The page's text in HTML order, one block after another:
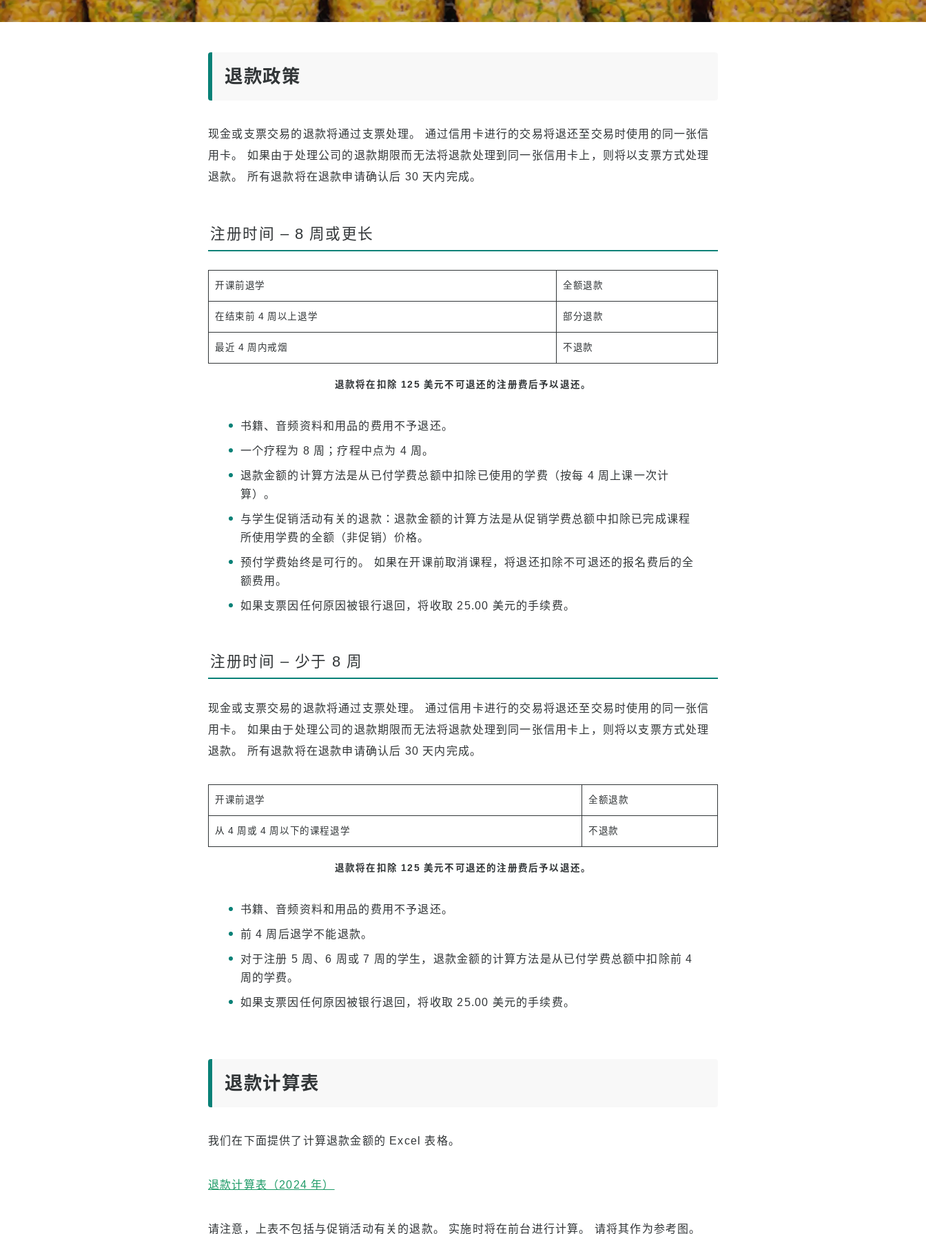
退款政策
现金或支票交易的退款将通过支票处理。 通过信用卡进行的交易将退还至交易时使用的同一张信
用卡。 如果由于处理公司的退款期限而无法将退款处理到同一张信用卡上，则将以支票方式处理
退款。 所有退款将在退款申请确认后 30 天内完成。
注册时间 – 8 周或更长
开课前退学 全额退款
在结束前 4 周以上退学 部分退款
最近 4 周内戒烟 不退款
退款将在扣除 125 美元不可退还的注册费后予以退还。
书籍、音频资料和用品的费用不予退还。
一个疗程为 8 周；疗程中点为 4 周。
退款金额的计算方法是从已付学费总额中扣除已使用的学费（按每 4 周上课一次计
算）。
与学生促销活动有关的退款：退款金额的计算方法是从促销学费总额中扣除已完成课程
所使用学费的全额（非促销）价格。
预付学费始终是可行的。 如果在开课前取消课程，将退还扣除不可退还的报名费后的全
额费用。
如果支票因任何原因被银行退回，将收取 25.00 美元的手续费。
注册时间 – 少于 8 周
现金或支票交易的退款将通过支票处理。 通过信用卡进行的交易将退还至交易时使用的同一张信
用卡。 如果由于处理公司的退款期限而无法将退款处理到同一张信用卡上，则将以支票方式处理
退款。 所有退款将在退款申请确认后 30 天内完成。
开课前退学 全额退款
从 4 周或 4 周以下的课程退学 不退款
退款将在扣除 125 美元不可退还的注册费后予以退还。
书籍、音频资料和用品的费用不予退还。
前 4 周后退学不能退款。
对于注册 5 周、6 周或 7 周的学生，退款金额的计算方法是从已付学费总额中扣除前 4
周的学费。
如果支票因任何原因被银行退回，将收取 25.00 美元的手续费。
退款计算表
我们在下面提供了计算退款金额的 Excel 表格。
退款计算表（2024 年）
请注意，上表不包括与促销活动有关的退款。 实施时将在前台进行计算。 请将其作为参考图。